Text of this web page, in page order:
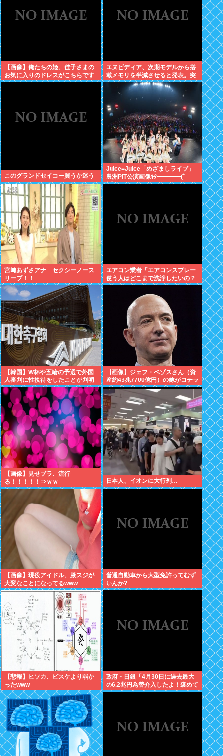
【画像】俺たちの姫、佳子さまの
お気に入りのドレスがこちらです
←コレは可愛過ぎるw w w w w w
エヌビディア、次期モデルから搭
載メモリを半減させると発表。突
然メモリ余り始めるwww
このグランドセイコー買うか迷う
Juice=Juice「めざましライブ」
豊洲PIT公演画像ｷﾀ━━━━(ﾟ
∀ﾟ)━━━━!!
宮﨑あずさアナ セクシーノース
リーブ！！
エアコン業者「エアコンスプレー
使う人はどこまで洗浄したいの？
室内に風を送り込んでるファンは
汚いままですよ」331.5万バズ
【韓国】W杯や五輪の予選で外国
人審判に性接待をしたことが判明
【画像】ジェフ・ベゾスさん（資
産約43兆7700億円）の嫁がコチラ
www
【画像】見せブラ、流行
る！！！！！⇒ｗｗ
日本人、イオンに大行列…
【画像】現役アイドル、腋スジが
大変なことになってるwww
普通自動車から大型免許ってむず
いんか?
【悲報】ヒソカ、ビスケより弱か
ったwww
政府・日銀「4月30日に過去最大
の6.2兆円為替介入したよ！褒めて
よ！」